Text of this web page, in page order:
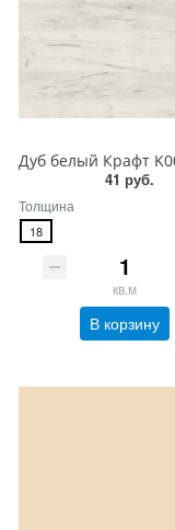
41 руб.
Толщина
18
кв.м
В корзину